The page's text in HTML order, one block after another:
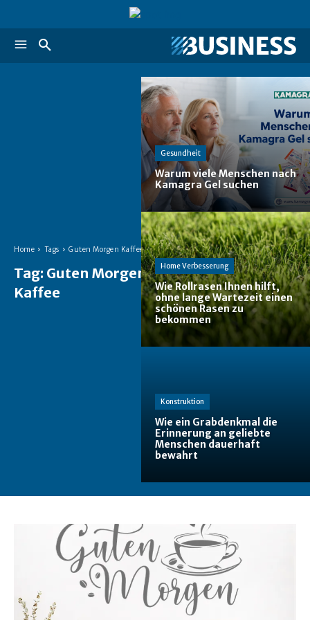
Home Tags Guten Morgen Kaffee
Tag: Guten Morgen
Kaffee
Gesundheit
Warum viele Menschen nach
Kamagra Gel suchen
Home Verbesserung
Wie Rollrasen Ihnen hilft,
ohne lange Wartezeit einen
schönen Rasen zu
bekommen
Konstruktion
Wie ein Grabdenkmal die
Erinnerung an geliebte
Menschen dauerhaft
bewahrt